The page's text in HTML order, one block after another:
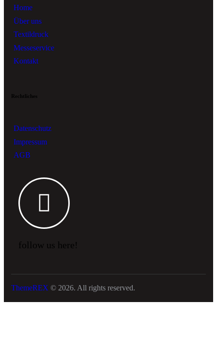
Home
Über uns
Textildruck
Messeservice
Kontakt
Rechtliches
Datenschutz
Impressum
AGB
follow us here!
ThemeREX © 2026. All rights reserved.